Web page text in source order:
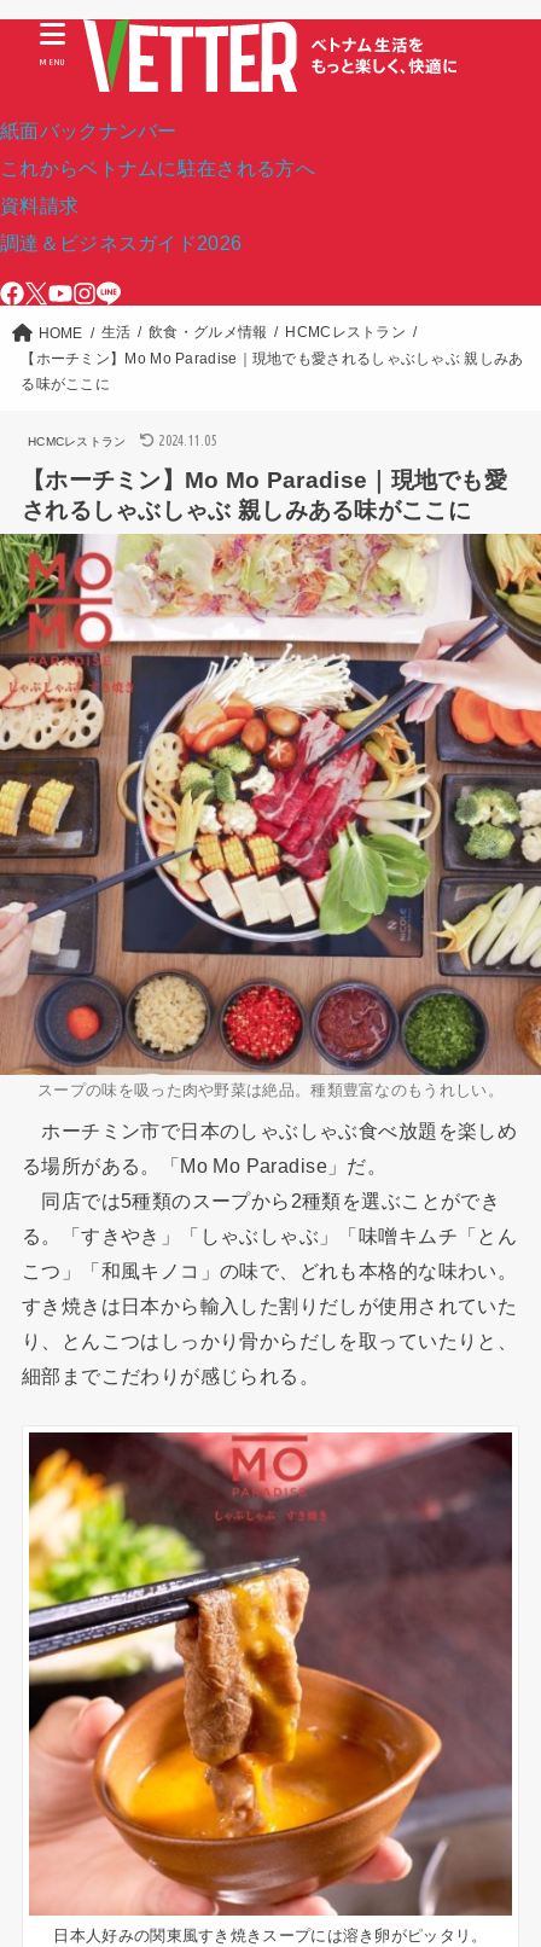
紙面バックナンバー
これからベトナムに駐在される方へ
資料請求
調達＆ビジネスガイド2026
MENU
HOME 生活 飲食・グルメ情報
HCMCレストラン
【ホーチミン】Mo Mo Paradise｜現地でも愛されるしゃぶしゃぶ 親しみあ
る味がここに
HCMCレストラン 2024.11.05
【ホーチミン】Mo Mo Paradise｜現地でも愛
されるしゃぶしゃぶ 親しみある味がここに
スープの味を吸った肉や野菜は絶品。種類豊富なのもうれしい。
ホーチミン市で日本のしゃぶしゃぶ食べ放題を楽しめ
る場所がある。「Mo Mo Paradise」だ。
同店では5種類のスープから2種類を選ぶことができ
る。「すきやき」「しゃぶしゃぶ」「味噌キムチ「とん
こつ」「和風キノコ」の味で、どれも本格的な味わい。
すき焼きは日本から輸入した割りだしが使用されていた
り、とんこつはしっかり骨からだしを取っていたりと、
細部までこだわりが感じられる。
日本人好みの関東風すき焼きスープには溶き卵がピッタリ。